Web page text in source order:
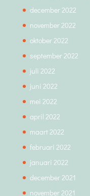
december 2022
november 2022
oktober 2022
september 2022
juli 2022
juni 2022
mei 2022
april 2022
maart 2022
februari 2022
januari 2022
december 2021
november 2021